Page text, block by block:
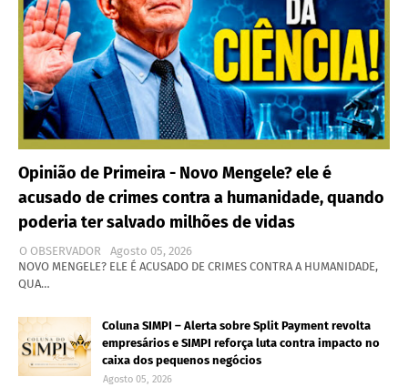
Opinião de Primeira - Novo Mengele? ele é
acusado de crimes contra a humanidade, quando
poderia ter salvado milhões de vidas
O OBSERVADOR
Agosto 05, 2026
NOVO MENGELE? ELE É ACUSADO DE CRIMES CONTRA A HUMANIDADE,
QUA…
Coluna SIMPI – Alerta sobre Split Payment revolta
empresários e SIMPI reforça luta contra impacto no
caixa dos pequenos negócios
Agosto 05, 2026